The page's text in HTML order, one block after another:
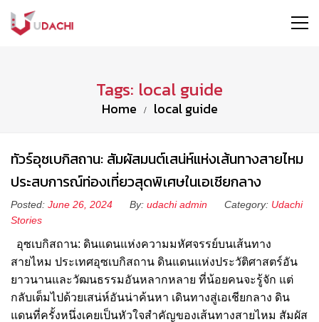
Tags: local guide
Home local guide
ทัวร์อุซเบกิสถาน: สัมผัสมนต์เสน่ห์แห่งเส้นทางสายไหม
ประสบการณ์ท่องเที่ยวสุดพิเศษในเอเชียกลาง
Posted: June 26, 2024 By: udachi admin Category: Udachi
Stories
อุซเบกิสถาน: ดินแดนแห่งความมหัศจรรย์บนเส้นทาง
สายไหม ประเทศอุซเบกิสถาน ดินแดนแห่งประวัติศาสตร์อัน
ยาวนานและวัฒนธรรมอันหลากหลาย ที่น้อยคนจะรู้จัก แต่
กลับเต็มไปด้วยเสน่ห์อันน่าค้นหา เดินทางสู่เอเชียกลาง ดิน
แดนที่ครั้งหนึ่งเคยเป็นหัวใจสำคัญของเส้นทางสายไหม สัมผัส